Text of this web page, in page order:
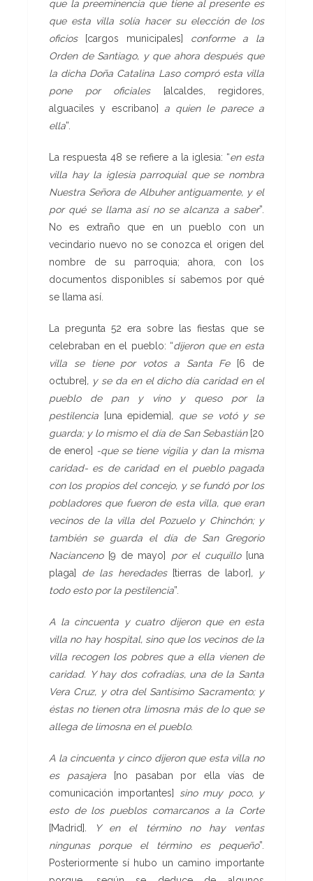
que la preeminencia que tiene al presente es
que esta villa solía hacer su elección de los
oficios
[cargos municipales] conforme a la
Orden de Santiago, y que ahora después que
la dicha Doña Catalina Laso compró esta villa
pone por oficiales
[alcaldes, regidores,
alguaciles y escribano] a quien le parece a
ella”.
La respuesta 48 se refiere a la iglesia: “en esta
villa hay la iglesia parroquial que se nombra
Nuestra Señora de Albuher antiguamente, y el
por qué se llama así no se alcanza a saber”.
No es extraño que en un pueblo con un
vecindario nuevo no se conozca el origen del
nombre de su parroquia; ahora, con los
documentos disponibles sí sabemos por qué
se llama así.
La pregunta 52 era sobre las fiestas que se
celebraban en el pueblo: “dijeron que en esta
villa se tiene por votos a Santa Fe
[6 de
octubre], y se da en el dicho día caridad en el
pueblo de pan y vino y queso por la
pestilencia
[una epidemia], que se votó y se
guarda; y lo mismo el día de San Sebastián [20
de enero] -que se tiene vigilia y dan la misma
caridad- es de caridad en el pueblo pagada
con los propios del concejo, y se fundó por los
pobladores que fueron de esta villa, que eran
vecinos de la villa del Pozuelo y Chinchón; y
también se guarda el día de San Gregorio
Nacianceno [9 de mayo] por el cuquillo [una
plaga] de las heredades[tierras de labor],
y
todo esto por la pestilencia”.
A la cincuenta y cuatro dijeron que en esta
villa no hay hospital, sino que los vecinos de la
villa recogen los pobres que a ella vienen de
caridad. Y hay dos cofradías, una de la Santa
Vera Cruz, y otra del Santísimo Sacramento; y
éstas no tienen otra limosna más de lo que se
allega de limosna en el pueblo.
A la cincuenta y cinco dijeron que esta villa no
es pasajera
[no pasaban por ella vías de
comunicación importantes] sino muy poco, y
esto de los pueblos comarcanos a la Corte
[Madrid]. Y en el término no hay ventas
ningunas porque el término es pequeño”.
Posteriormente sí hubo un camino importante